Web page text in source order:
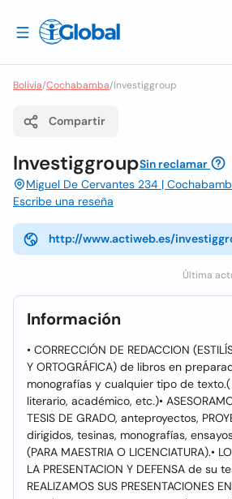
Bolivia/Cochabamba/Investiggroup
Compartir
InvestiggroupSin reclamar
Miguel De Cervantes 234 |
Escribe una reseña
http://www.actiweb.es/
Última
Información
• CORRECCIÓN DE REDACCION
Y ORTOGRÁFICA) de libros en
monografías y cualquier tipo de
literario, académico, etc.)•
TESIS DE GRADO, anteproyectos,
dirigidos, tesinas, monografías,
(PARA MAESTRIA O LICENCIATURA).•
LA PRESENTACION Y DEFENSA de su
REALIZAMOS SUS PRESENTACIONES